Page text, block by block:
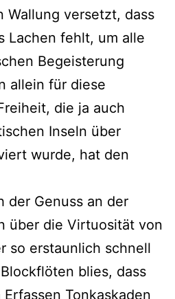
Wallung versetzt, dass
Lachen fehlt, um alle
Begeisterung
allein für diese
die ja auch
Inseln über
wurde, hat den
der Genuss an der
über die Virtuosität von
so erstaunlich schnell
blies, dass
Tonkaskaden